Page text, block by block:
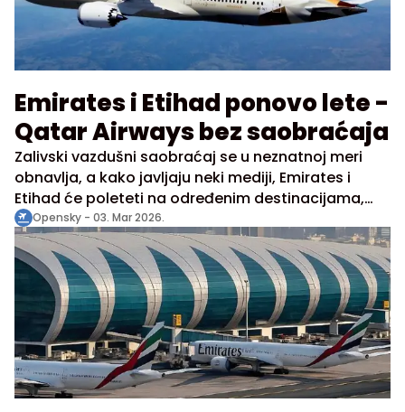
Emirates i Etihad ponovo lete -
Qatar Airways bez saobraćaja
Zalivski vazdušni saobraćaj se u neznatnoj meri
obnavlja, a kako javljaju neki mediji, Emirates i
Etihad će poleteti na određenim destinacijama,
dok Qatar Airways još uvek ostaje uskraćen za
letove, obzirom na tešku bezbednosnu situaciju
prema samom gradu odnosno aerodromu u Dohi.
Opensky - 03. Mar 2026.